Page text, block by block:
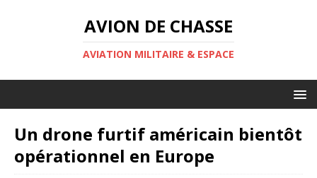
AVION DE CHASSE
AVIATION MILITAIRE & ESPACE
Un drone furtif américain bientôt
opérationnel en Europe